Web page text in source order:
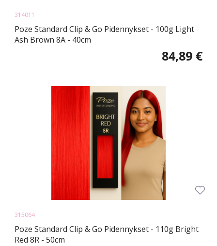
314011
Poze Standard Clip & Go Pidennykset - 100g Light
Ash Brown 8A - 40cm
84,89 €
315064
Poze Standard Clip & Go Pidennykset - 110g Bright
Red 8R - 50cm